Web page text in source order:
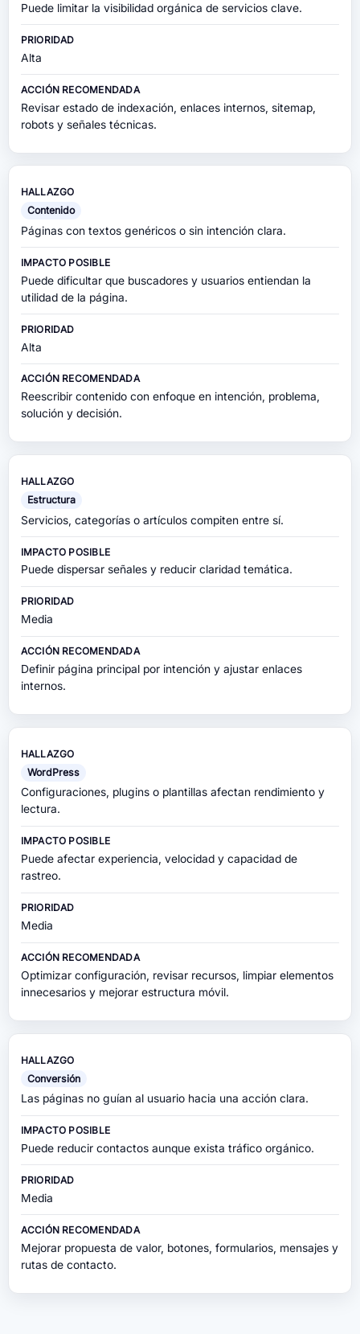
Puede limitar la visibilidad orgánica de servicios clave.
Alta
Revisar estado de indexación, enlaces internos, sitemap,
robots y señales técnicas.
Contenido
Páginas con textos genéricos o sin intención clara.
Puede dificultar que buscadores y usuarios entiendan la
utilidad de la página.
Alta
Reescribir contenido con enfoque en intención, problema,
solución y decisión.
Estructura
Servicios, categorías o artículos compiten entre sí.
Puede dispersar señales y reducir claridad temática.
Media
Definir página principal por intención y ajustar enlaces
internos.
WordPress
Configuraciones, plugins o plantillas afectan rendimiento y
lectura.
Puede afectar experiencia, velocidad y capacidad de
rastreo.
Media
Optimizar configuración, revisar recursos, limpiar elementos
innecesarios y mejorar estructura móvil.
Conversión
Las páginas no guían al usuario hacia una acción clara.
Puede reducir contactos aunque exista tráfico orgánico.
Media
Mejorar propuesta de valor, botones, formularios, mensajes y
rutas de contacto.